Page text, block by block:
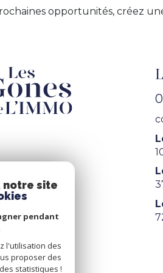
opportunités, créez
notre site
pendant
l'utilisation des
proposer des
statistiques !